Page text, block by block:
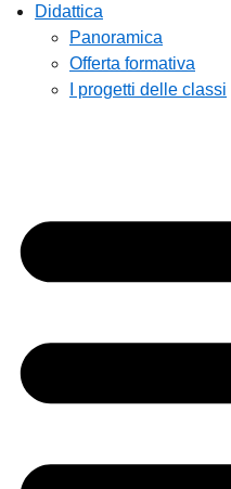
Didattica
Panoramica
Offerta formativa
I progetti delle classi